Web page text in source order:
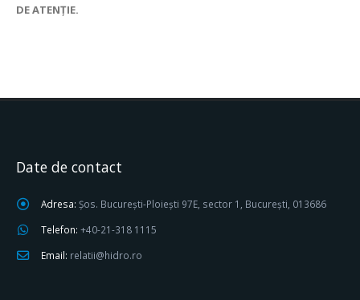
DE ATENȚIE.
Date de contact
Adresa: Șos. București-Ploiești 97E, sector 1, București, 013686
Telefon: +40-21-318 1115
Email: relatii@hidro.ro